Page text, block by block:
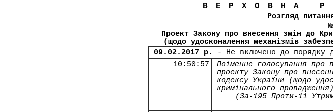
ВЕРХОВНА
Розгляд
Проект Закону про внесення змін до
(щодо удосконалення механізмів
09.02.2017 р.
- Не включено до порядку
10:50:57
Поіменне голосування про
проекту Закону про
кодексу України (щодо
кримінального
(За-195 Проти-11